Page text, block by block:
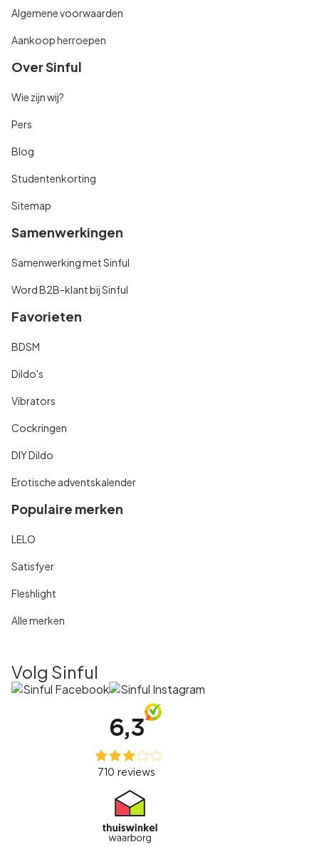
Algemene voorwaarden
Aankoop herroepen
Over Sinful
Wie zijn wij?
Pers
Blog
Studentenkorting
Sitemap
Samenwerkingen
Samenwerking met Sinful
Word B2B-klant bij Sinful
Favorieten
BDSM
Dildo's
Vibrators
Cockringen
DIY Dildo
Erotische adventskalender
Populaire merken
LELO
Satisfyer
Fleshlight
Alle merken
Volg Sinful